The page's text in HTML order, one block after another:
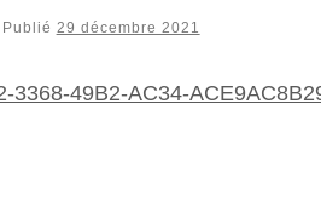
Publié 29 décembre 2021